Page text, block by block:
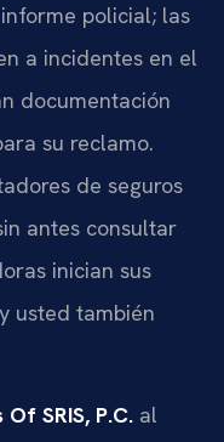
policial; las
a incidentes en el
documentación
su reclamo.
de seguros
antes consultar
inician sus
usted también
SRIS, P.C. al